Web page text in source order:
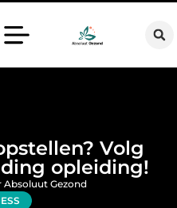
Volg
opleiding!
Absoluut Gezond